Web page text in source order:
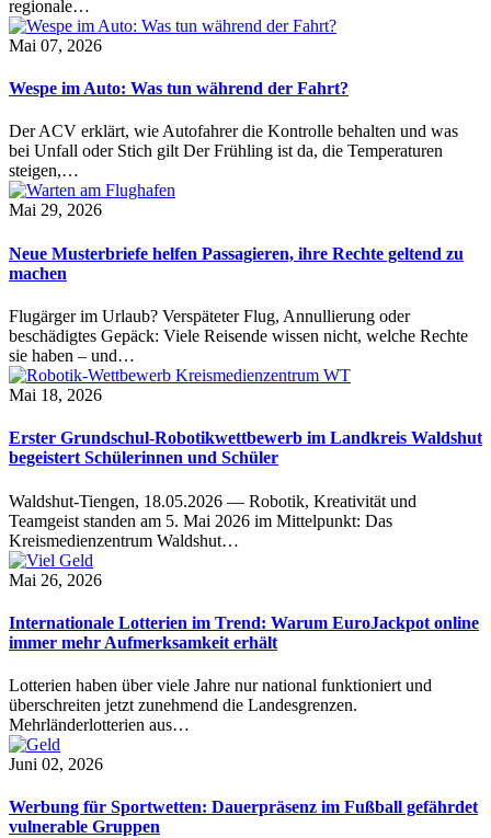
regionale…
Mai 07, 2026
Wespe im Auto: Was tun während der Fahrt?
Der ACV erklärt, wie Autofahrer die Kontrolle behalten und was
bei Unfall oder Stich gilt Der Frühling ist da, die Temperaturen
steigen,…
Mai 29, 2026
Neue Musterbriefe helfen Passagieren, ihre Rechte geltend zu
machen
Flugärger im Urlaub? Verspäteter Flug, Annullierung oder
beschädigtes Gepäck: Viele Reisende wissen nicht, welche Rechte
sie haben – und…
Mai 18, 2026
Erster Grundschul-Robotikwettbewerb im Landkreis Waldshut
begeistert Schülerinnen und Schüler
Waldshut-Tiengen, 18.05.2026 — Robotik, Kreativität und
Teamgeist standen am 5. Mai 2026 im Mittelpunkt: Das
Kreismedienzentrum Waldshut…
Mai 26, 2026
Internationale Lotterien im Trend: Warum EuroJackpot online
immer mehr Aufmerksamkeit erhält
Lotterien haben über viele Jahre nur national funktioniert und
überschreiten jetzt zunehmend die Landesgrenzen.
Mehrländerlotterien aus…
Juni 02, 2026
Werbung für Sportwetten: Dauerpräsenz im Fußball gefährdet
vulnerable Gruppen